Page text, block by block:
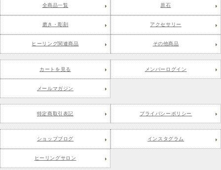
全商品一覧 原石
磨き・彫刻 アクセサリー
ヒーリング関連商品 その他商品
カートを見る メンバーログイン
メールマガジン
特定商取引表記 プライバシーポリシー
ショップブログ インスタグラム
ヒーリングサロン